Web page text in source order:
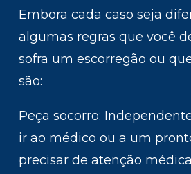
Embora cada caso seja
algumas regras que você
sofra um escorregão ou
são:
Peça socorro:
ir ao médico ou a um
precisar de atenção